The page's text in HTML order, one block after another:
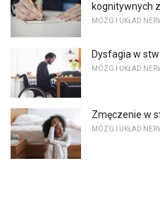
kognitywnych
MÓZG I UKŁAD
Dysfagia w
MÓZG I UKŁAD
Zmęczenie w
MÓZG I UKŁAD